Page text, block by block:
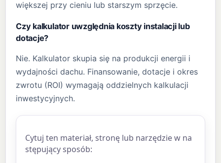
większej przy cieniu lub starszym sprzęcie.
Czy kalkulator uwzględnia koszty instalacji lub
dotacje?
Nie. Kalkulator skupia się na produkcji energii i
wydajności dachu. Finansowanie, dotacje i okres
zwrotu (ROI) wymagają oddzielnych kalkulacji
inwestycyjnych.
Cytuj ten materiał, stronę lub narzędzie w na
stępujący sposób: